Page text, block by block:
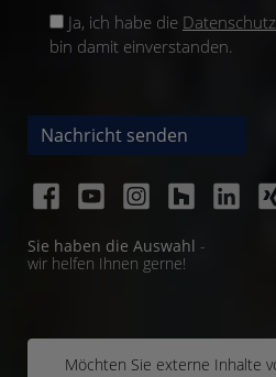
Ja, ich habe die
bin damit einverstanden.
Nachricht senden
Sie haben die Auswahl -
wir helfen Ihnen gerne!
Möchten Sie externe Inhalte